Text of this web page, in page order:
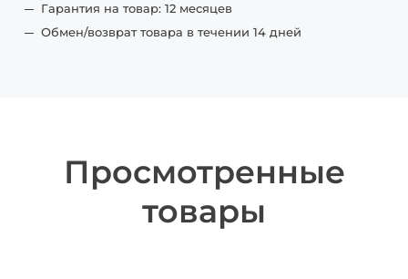
Гарантия на товар: 12 месяцев
Обмен/возврат товара в течении 14 дней
Просмотренные
товары